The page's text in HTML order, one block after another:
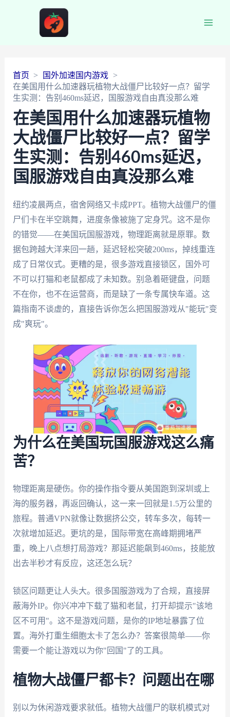
首页
国外加速国内游戏
在美国用什么加速器玩植物大战僵尸比较好一点？留学
生实测：告别460ms延迟，国服游戏自由真没那么难
在美国用什么加速器玩植物
大战僵尸比较好一点？留学
生实测：告别460ms延迟，
国服游戏自由真没那么难
纽约凌晨两点，宿舍网络又卡成PPT。植物大战僵尸的僵
尸们卡在半空跳舞，进度条像被施了定身咒。这不是你
的错觉——在美国玩国服游戏，物理距离就是原罪。数
据包跨越大洋来回一趟，延迟轻松突破200ms，掉线重连
成了日常仪式。更糟的是，很多游戏直接锁区，国外可
不可以打猫和老鼠都成了未知数。别急着砸键盘，问题
不在你，也不在运营商，而是缺了一条专属快车道。这
篇指南不谈虚的，直接告诉你怎么把国服游戏从"能玩"变
成"爽玩"。
为什么在美国玩国服游戏这么痛
苦？
物理距离是硬伤。你的操作指令要从美国跑到深圳或上
海的服务器，再返回确认，这一来一回就是1.5万公里的
旅程。普通VPN就像让数据挤公交，转车多次，每转一
次就增加延迟。更坑的是，国际带宽在高峰期拥堵严
重，晚上八点想打局游戏？那延迟能飙到460ms，技能放
出去半秒才有反应，这还怎么玩？
锁区问题更让人头大。很多国服游戏为了合规，直接屏
蔽海外IP。你兴冲冲下载了猫和老鼠，打开却提示"该地
区不可用"。这不是游戏问题，是你的IP地址暴露了位
置。海外打重生细胞太卡了怎么办？答案很简单——你
需要一个能让游戏以为你"回国"了的工具。
植物大战僵尸都卡？问题出在哪
别以为休闲游戏要求就低。植物大战僵尸的联机模式对